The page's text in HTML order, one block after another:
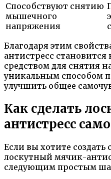
Способствуют снятию
мышечного
напряжения
Благодаря этим
антистресс
средством для снятия
уникальным способом
улучшить общее
Как сделать
антистресс
Если вы хотите
лоскутный мячик-
следующим простым